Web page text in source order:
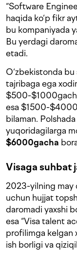
“Software
haqida ko‘p fikr
bu kompaniyada
Bu yerdagi
etadi.
O‘zbekistonda
tajribaga ega
$500-
esa $1500-
bilaman.
yuqoridagilarga
$6000gacha
Visaga suhbat
2023-yilning may
uchun hujjat
daromadi yaxshi
esa “Visa talent
profilimga kelgan
ish borligi va